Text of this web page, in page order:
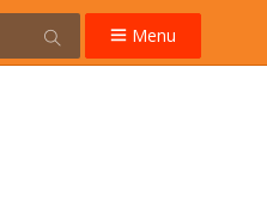
Menu